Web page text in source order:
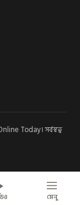
Today। সর্বস্বত্ব
মেনু